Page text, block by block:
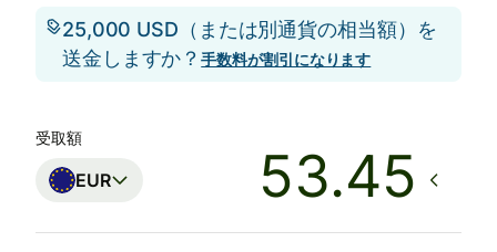
25,000 USD（または別通貨の相当額）を
送金しますか？手数料が割引になります
受取額
EUR